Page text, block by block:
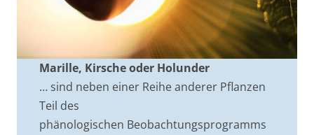
Marille, Kirsche oder Holunder
… sind neben einer Reihe anderer Pflanzen
Teil des
phänologischen Beobachtungsprogramms